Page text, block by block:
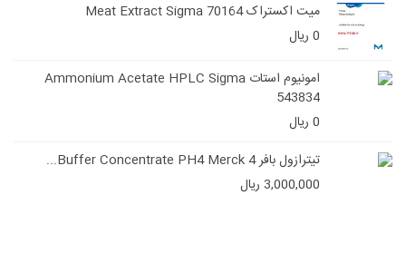
میت اکستراک Meat Extract Sigma 70164
0 ریال
امونیوم استات Ammonium Acetate HPLC Sigma
543834
0 ریال
تیترازول بافر 4 Buffer Concentrate PH4 Merck...
3,000,000 ریال